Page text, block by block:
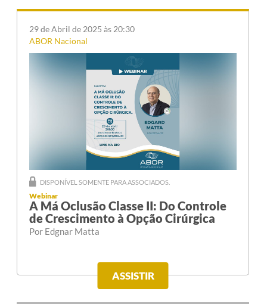
29 de Abril de 2025 às 20:30
ABOR Nacional
DISPONÍVEL SOMENTE PARA ASSOCIADOS.
Webinar
A Má Oclusão Classe II: Do Controle
de Crescimento à Opção Cirúrgica
Por Edgnar Matta
ASSISTIR